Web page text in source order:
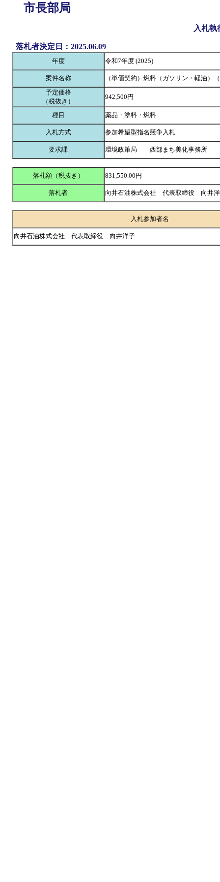
市長部局
入札執
落札者決定日：2025.06.09
年度 令和7年度 (2025)
案件名称
（単価契約）燃料（ガソリン・軽油）
予定価格
（税抜き）
942,500円
種目 薬品・塗料・燃料
入札方式 参加希望型指名競争入札
要求課 環境政策局 西部まち美化事務所
落札額（税抜き） 831,550.00円
落札者 向井石油株式会社 代表取締役 向井
入札参加者名
向井石油株式会社 代表取締役 向井洋子